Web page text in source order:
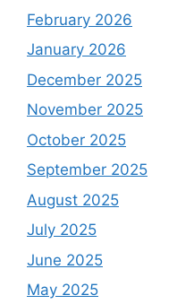
February 2026
January 2026
December 2025
November 2025
October 2025
September 2025
August 2025
July 2025
June 2025
May 2025